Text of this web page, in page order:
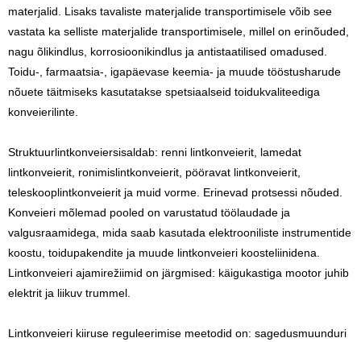
materjalid. Lisaks tavaliste materjalide transportimisele võib see
vastata ka selliste materjalide transportimisele, millel on erinõuded,
nagu õlikindlus, korrosioonikindlus ja antistaatilised omadused.
Toidu-, farmaatsia-, igapäevase keemia- ja muude tööstusharude
nõuete täitmiseks kasutatakse spetsiaalseid toidukvaliteediga
konveierilinte.
Struktuurlintkonveiersisaldab: renni lintkonveierit, lamedat
lintkonveierit, ronimislintkonveierit, pööravat lintkonveierit,
teleskooplintkonveierit ja muid vorme. Erinevad protsessi nõuded.
Konveieri mõlemad pooled on varustatud töölaudade ja
valgusraamidega, mida saab kasutada elektrooniliste instrumentide
koostu, toidupakendite ja muude lintkonveieri koosteliinidena.
Lintkonveieri ajamirežiimid on järgmised: käigukastiga mootor juhib
elektrit ja liikuv trummel.
Lintkonveieri kiiruse reguleerimise meetodid on: sagedusmuunduri